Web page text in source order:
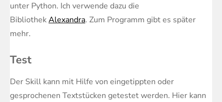
unter Python. Ich verwende dazu die
BibliothekAlexandra. Zum Programm gibt es später
mehr.
Test
Der Skill kann mit Hilfe von eingetippten oder
gesprochenen Textstücken getestet werden. Hier kann